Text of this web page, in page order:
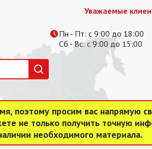
Уважаемые
Пн - Пт: с 9:00 до 18:00
Сб - Вс: с 9:00 до 15:00
поэтому просим вас напрямую
не только получить точную
необходимого материала.